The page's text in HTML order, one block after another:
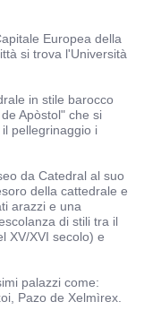
Europea della
si trova l'Università
in stile barocco
Apòstol" che si
pellegrinaggio i
da Catedral al suo
della cattedrale e
arazzi e una
di stili tra il
XV/XVI secolo) e
palazzi come:
Pazo de Xelmìrex.